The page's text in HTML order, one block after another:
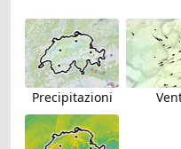
Precipitazioni